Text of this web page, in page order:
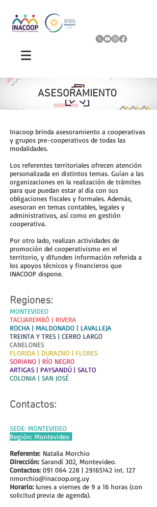
ASESORAMIENTO
Inacoop brinda asesoramiento a cooperativas
y grupos pre-cooperativos de todas las
modalidades.
Los referentes territoriales ofrecen atención
personalizada en distintos temas. Guían a las
organizaciones en la realización de trámites
para que puedan estar al día con sus
obligaciones fiscales y formales. Además,
asesoran en temas contables, legales y
administrativos, así como en gestión
cooperativa.
Por otro lado, realizan actividades de
promoción del cooperativismo en el
territorio, y difunden información referida a
los apoyos técnicos y financieros que
INACOOP dispone.
Regiones:
MONTEVIDEO
TACUAREMBÓ | RIVERA
ROCHA | MALDONADO | LAVALLEJA
TREINTA Y TRES | CERRO LARGO
CANELONES
FLORIDA | DURAZNO | FLORES
SORIANO | RÍO NEGRO
ARTIGAS | PAYSANDÚ | SALTO
COLONIA | SAN JOSÉ
Contactos:
SEDE: MONTEVIDEO
Región: Montevideo
Referente: Natalia Morchio
Dirección: Sarandí 302, Montevideo.
Contactos: 091 064 228 | 29165142 int. 127
nmorchio@inacoop.org.uy
Horario: lunes a viernes de 9 a 16 horas (con
solicitud previa de agenda).